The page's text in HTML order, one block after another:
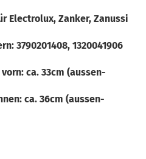
Electrolux, Zanker, Zanussi
3790201408, 1320041906
ca. 33cm (aussen-
ca. 36cm (aussen-